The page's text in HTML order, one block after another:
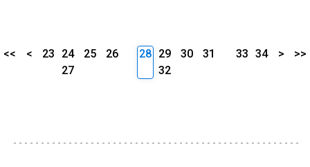
<< < 23 24 25
26
27
28 29 30
31
32
33 34 > >>